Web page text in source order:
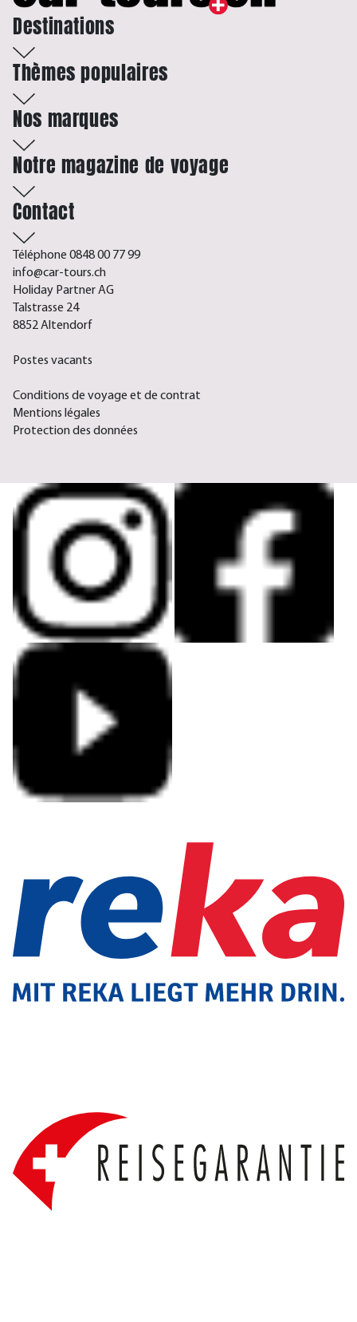
Destinations
Thèmes populaires
Nos marques
Notre magazine de voyage
Contact
Téléphone 0848 00 77 99
info@car-tours.ch
Holiday Partner AG
Talstrasse 24
8852 Altendorf
Postes vacants
Conditions de voyage et de contrat
Mentions légales
Protection des données